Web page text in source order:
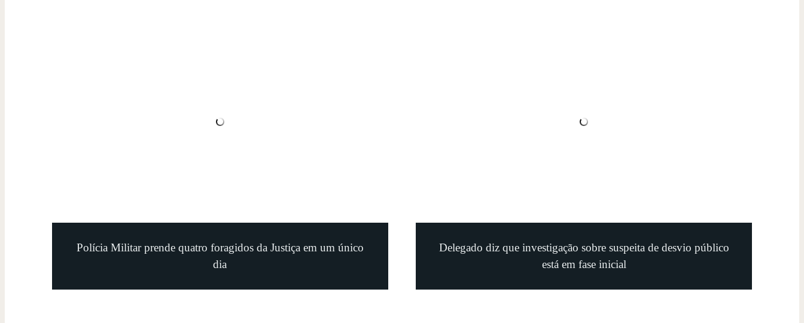
Polícia Militar prende quatro foragidos da Justiça em um único
dia
Delegado diz que investigação sobre suspeita de desvio público
está em fase inicial